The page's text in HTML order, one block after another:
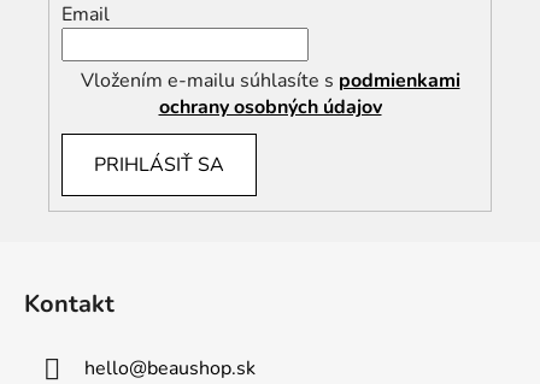
Email
Vložením e-mailu súhlasíte s podmienkami
ochrany osobných údajov
PRIHLÁSIŤ SA
Kontakt
hello@beaushop.sk